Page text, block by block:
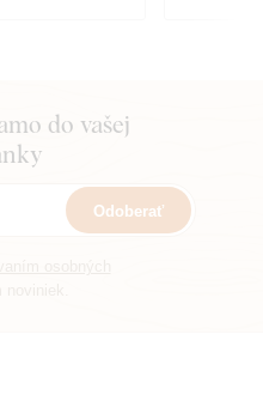
do vašej
Odoberať